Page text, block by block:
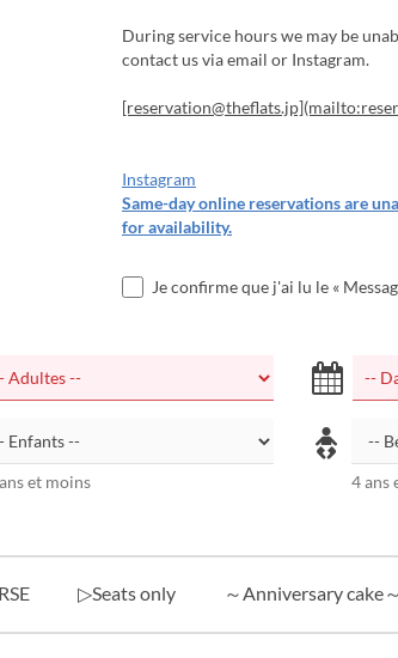
During service hours we may be
contact us via email or Instagram.
Instagram
Same-day online reservations are
for availability.
Je confirme que j'ai lu le «
et moins 4 ans
▷Seats only ～Anniversary cake～